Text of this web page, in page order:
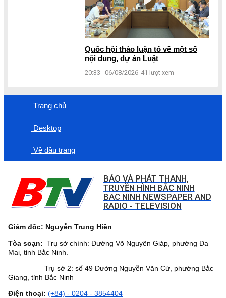
Quốc hội thảo luận tổ về một số
nội dung, dự án Luật
20:33 - 06/08/2026 41 lượt xem
Trang chủ
Desktop
Về đầu trang
BÁO VÀ PHÁT THANH,
TRUYỀN HÌNH BẮC NINH
BAC NINH NEWSPAPER AND
RADIO - TELEVISION
Giám đốc: Nguyễn Trung Hiền
Tòa soạn: Trụ sở chính: Đường Võ Nguyên Giáp, phường Đa
Mai, tỉnh Bắc Ninh.
Trụ sở 2: số 49 Đường Nguyễn Văn Cừ, phường Bắc
Giang, tỉnh Bắc Ninh
Điện thoại: (+84) - 0204 - 3854404